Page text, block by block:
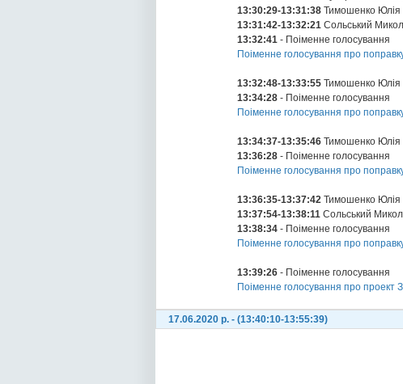
13:30:29-13:31:38 Тимошенко Юлія
13:31:42-13:32:21 Сольський
13:32:41 - Поіменне голосування
Поіменне голосування про
13:32:48-13:33:55 Тимошенко Юлія
13:34:28 - Поіменне голосування
Поіменне голосування про
13:34:37-13:35:46 Тимошенко Юлія
13:36:28 - Поіменне голосування
Поіменне голосування про
13:36:35-13:37:42 Тимошенко Юлія
13:37:54-13:38:11 Сольський
13:38:34 - Поіменне голосування
Поіменне голосування про
13:39:26 - Поіменне голосування
Поіменне голосування про проект
17.06.2020 р. - (13:40:10-13:55:39)